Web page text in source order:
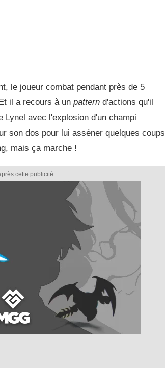
le joueur combat pendant près de 5
il a recours à un pattern d'actions qu'il
Lynel avec l'explosion d'un champi
son dos pour lui asséner quelques coups
mais ça marche !